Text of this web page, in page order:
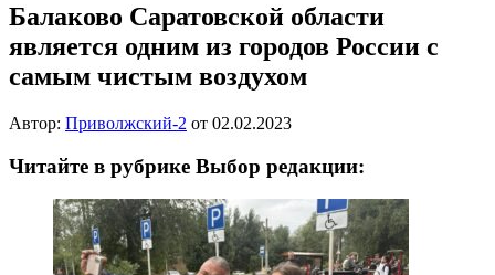
Балаково Саратовской области
является одним из городов России с
самым чистым воздухом
Автор: Приволжский-2 от 02.02.2023
Читайте в рубрике Выбор редакции: